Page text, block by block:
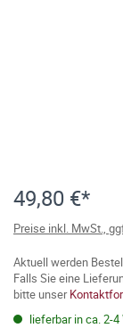
49,80 €*
Preise inkl. MwSt.,
Aktuell werden
Falls Sie eine
bitte unser
lieferbar in ca. 2-